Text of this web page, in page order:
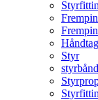
Håndtag
Styr
styrbånd